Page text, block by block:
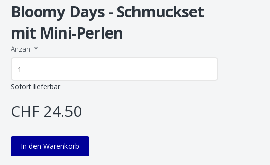
Bloomy Days - Schmuckset
mit Mini-Perlen
Anzahl *
Sofort lieferbar
CHF 24.50
In den Warenkorb